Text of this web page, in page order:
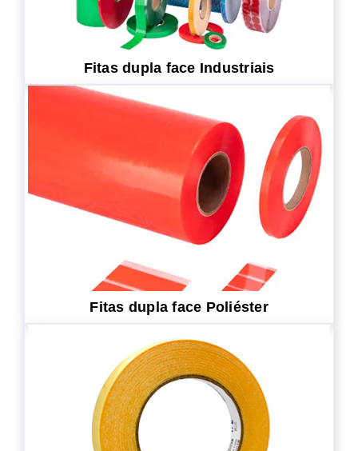
Fitas dupla face Industriais
Fitas dupla face Poliéster